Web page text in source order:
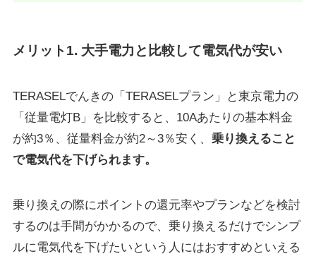
メリット1. 大手電力と比較して電気代が安い
TERASELでんきの「TERASELプラン」と東京電力の
「従量電灯B」を比較すると、10Aあたりの基本料金
が約3％、従量料金が約2～3％安く、 乗り換えること
で電気代を下げられます。
乗り換えの際にポイントの還元率やプランなどを検討
するのは手間がかかるので、乗り換えるだけでシンプ
ルに電気代を下げたいという人にはおすすめといえる